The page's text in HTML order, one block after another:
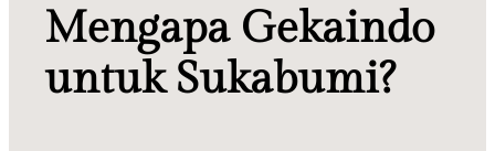
Mengapa Gekaindo
untuk Sukabumi?